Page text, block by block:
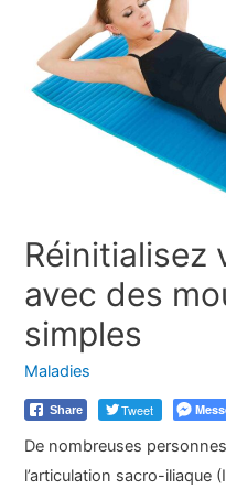
Réinitialisez
avec des
simples
Maladies
Share Tweet
De nombreuses
l’articulation sacro-iliaque